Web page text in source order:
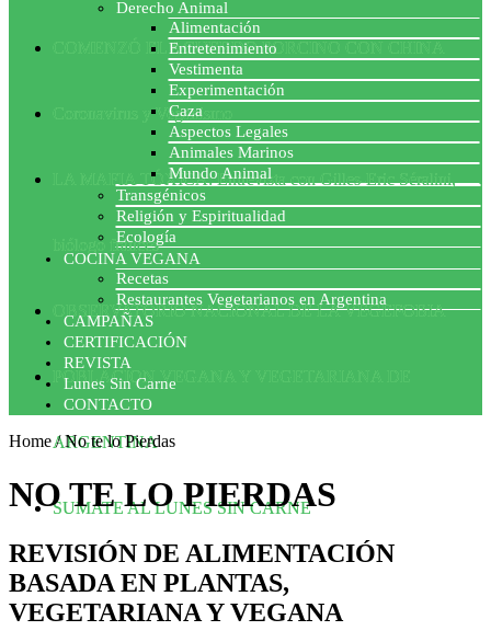
COMENZÓ EL ACUERDO PORCINO CON CHINA
Coronavirus y Veganismo
LA MAFIA TÓXICA: Entrevista con Gilles-Eric Séralini,
biólogo francés
OBSERVATORIO NACIONAL DE LA VEGEFOBIA
POBLACION VEGANA Y VEGETARIANA DE
ARGENTINA
SUMATE AL LUNES SIN CARNE
Derecho Animal
Alimentación
Entretenimiento
Vestimenta
Experimentación
Caza
Aspectos Legales
Animales Marinos
Mundo Animal
Transgénicos
Religión y Espiritualidad
Ecología
COCINA VEGANA
Recetas
Restaurantes Vegetarianos en Argentina
CAMPAÑAS
CERTIFICACIÓN
REVISTA
Lunes Sin Carne
CONTACTO
Home/No te lo Pierdas
NO TE LO PIERDAS
REVISIÓN DE ALIMENTACIÓN
BASADA EN PLANTAS,
VEGETARIANA Y VEGANA